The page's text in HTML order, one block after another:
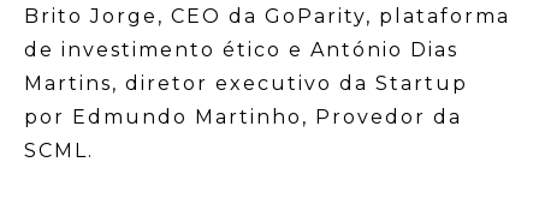
Brito Jorge, CEO da GoParity, plataforma
de investimento ético e António Dias
Martins, diretor executivo da Startup
por Edmundo Martinho, Provedor da
SCML.